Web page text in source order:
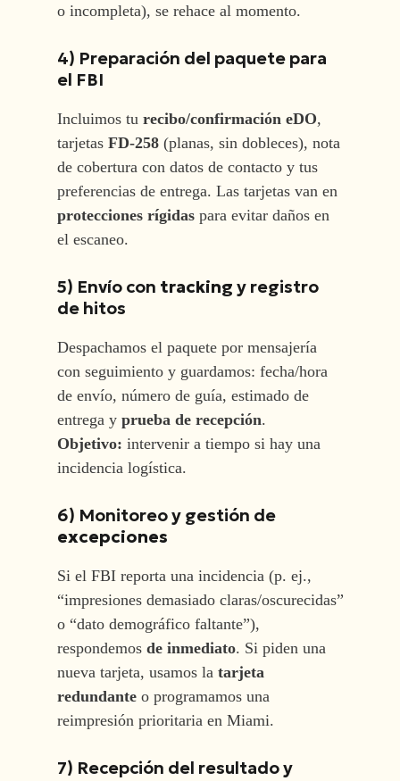
o incompleta), se rehace al momento.
4) Preparación del paquete para
el FBI
Incluimos tu recibo/confirmación eDO,
tarjetas FD-258(planas, sin dobleces), nota
de cobertura con datos de contacto y tus
preferencias de entrega. Las tarjetas van en
protecciones rígidaspara evitar daños en
el escaneo.
5) Envío con tracking y registro
de hitos
Despachamos el paquete por mensajería
con seguimiento y guardamos: fecha/hora
de envío, número de guía, estimado de
entrega y prueba de recepción.
Objetivo: intervenir a tiempo si hay una
incidencia logística.
6) Monitoreo y gestión de
excepciones
Si el FBI reporta una incidencia (p. ej.,
“impresiones demasiado claras/oscurecidas”
o “dato demográfico faltante”),
respondemos de inmediato. Si piden una
nueva tarjeta, usamos la tarjeta
redundanteo programamos una
reimpresión prioritaria en Miami.
7) Recepción del resultado y